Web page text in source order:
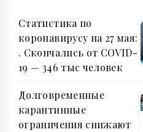
Статистика по
коронавирусу на 27 мая:
. Скончались от COVID-
19 — 346 тыс человек
Долговременные
карантинные
ограничения снижают